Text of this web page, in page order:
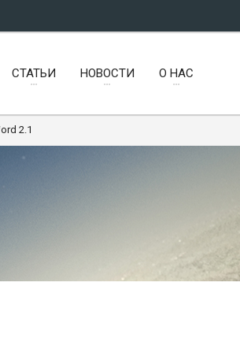
СТАТЬИ НОВОСТИ О НАС
2.1